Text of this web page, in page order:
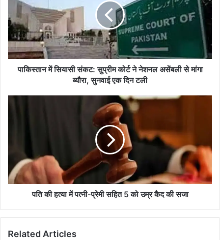
संकट:
सुप्रीम
कोर्ट
नेशनल
असेंबली
पाकिस्तान में सियासी संकट: सुप्रीम कोर्ट ने नेशनल असेंबली से मांगा
ब्यौरा, सुनवाई एक दिन टली
सहित
5
को
पति की हत्या में पत्नी-प्रेमी सहित 5 को उम्र कैद की सजा
Related Articles